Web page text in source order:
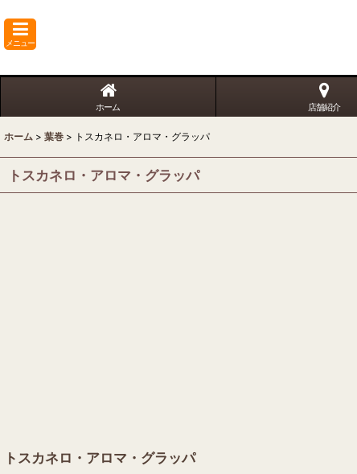
メニュー
ホーム 店舗紹介
ホーム > 葉巻 > トスカネロ・アロマ・グラッパ
トスカネロ・アロマ・グラッパ
トスカネロ・アロマ・グラッパ